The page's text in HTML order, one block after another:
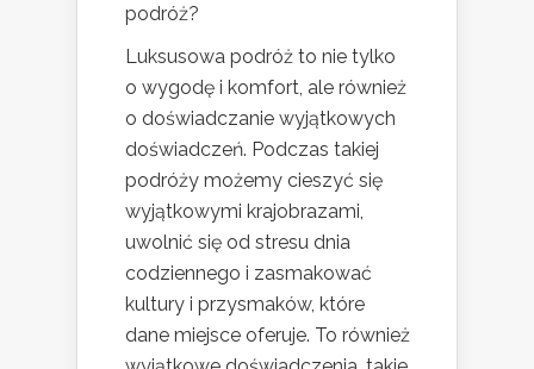
podróż?
Luksusowa podróż to nie tylko
o wygodę i komfort, ale również
o doświadczanie wyjątkowych
doświadczeń. Podczas takiej
podróży możemy cieszyć się
wyjątkowymi krajobrazami,
uwolnić się od stresu dnia
codziennego i zasmakować
kultury i przysmaków, które
dane miejsce oferuje. To również